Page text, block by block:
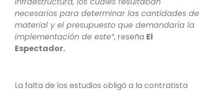
necesarios para determinar las cantidades de
material y el presupuesto que demandaría la
implementación de este”, reseña El
Espectador.
La falta de los estudios obligó a la contratista